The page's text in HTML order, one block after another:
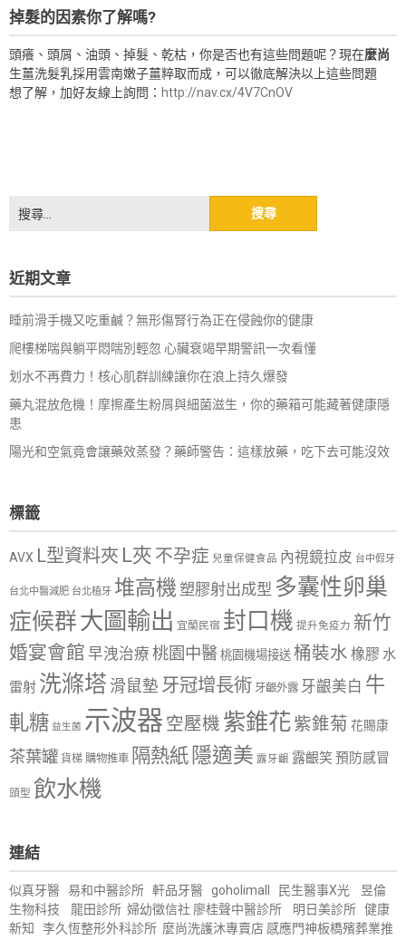
掉髮的因素你了解嗎?
頭癢、頭屑、油頭、掉髮、乾枯，你是否也有這些問題呢？現在麼尚
生薑洗髮乳採用雲南嫩子薑粹取而成，可以徹底解決以上這些問題
想了解，加好友線上詢問： http://nav.cx/4V7CnOV
尋
字:
近期文章
睡前滑手機又吃重鹹？無形傷腎行為正在侵蝕你的健康
爬樓梯喘與躺平悶喘別輕忽 心臟衰竭早期警訊一次看懂
划水不再費力！核心肌群訓練讓你在浪上持久爆發
藥丸混放危機！摩擦產生粉屑與細菌滋生，你的藥箱可能藏著健康隱
患
陽光和空氣竟會讓藥效蒸發？藥師警告：這樣放藥，吃下去可能沒效
標籤
AVX L型資料夾 L夾 不孕症 兒童保健食品 內視鏡拉皮 台中假牙
台北中醫減肥 台北植牙 堆高機塑膠射出成型 多囊性卵巢
症候群大圖輸出 宜蘭民宿 封口機 提升免疫力 新竹
婚宴會館 早洩治療 桃園中醫 桃園機場接送 桶裝水 橡膠 水
雷射 洗滌塔 滑鼠墊 牙冠增長術 牙齦外露 牙齦美白 牛
軋糖 益生菌 示波器 空壓機 紫錐花紫錐菊 花賜康
茶葉罐 貨梯 購物推車 隔熱紙 隱適美 露牙齦 露齦笑預防感冒
頭型 飲水機
連結
似真牙醫 易和中醫診所 軒品牙醫 goholimall 民生醫事X光
昱倫
生物科技
龍田診所 婦幼徵信社 廖桂聲中醫診所 明日美診所 健康
新知
李久恆整形外科診所 麼尚洗護沐專賣店 感應門神板橋殯葬業推